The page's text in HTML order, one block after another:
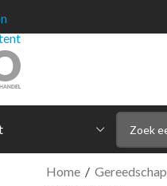
Home / Gereedschap